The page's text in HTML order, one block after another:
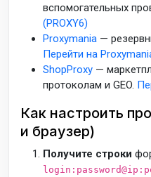
вспомогательных
(PROXY6)
Proxymania —
Перейти на
ShopProxy —
протоколам и GEO.
Как настроить
и браузер)
Получите строки